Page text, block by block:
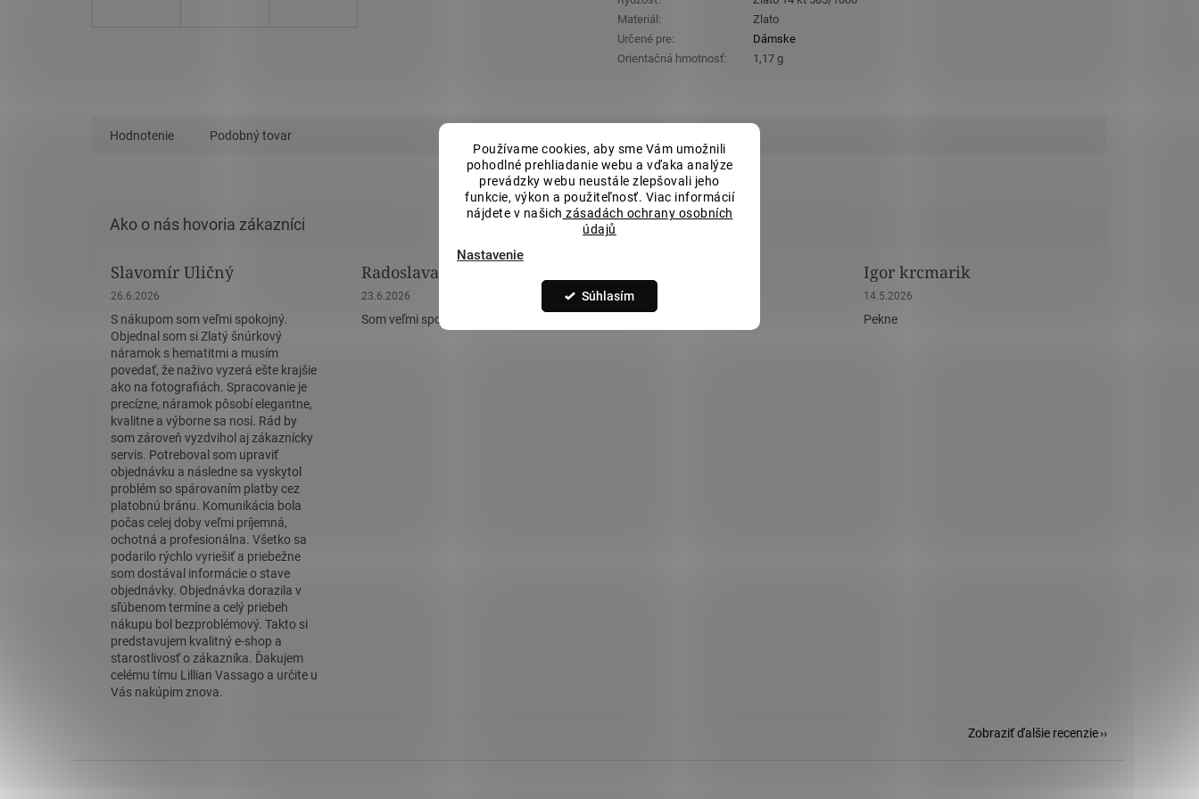
Používame cookies, aby sme Vám umožnili
pohodlné prehliadanie webu a vďaka analýze
prevádzky webu neustále zlepšovali jeho
funkcie, výkon a použiteľnosť. Viac informácií
nájdete v našich zásadách ochrany osobních
údajů
Nastavenie
Súhlasím
Materiál :
Zlato
Určené pre:
Dámske
Orientačná hmotnosť: 1,17 g
Hodnotenie Podobný tovar
Slavomír Uličný
Hodnotenie obchodu je 5 z 5 hviezdičiek.
26.6.2026
S nákupom som veľmi spokojný.
Objednal som si Zlatý šnúrkový
náramok s hematitmi a musím
povedať, že naživo vyzerá ešte krajšie
ako na fotografiách. Spracovanie je
precízne, náramok pôsobí elegantne,
kvalitne a výborne sa nosí. Rád by
som zároveň vyzdvihol aj zákaznícky
servis. Potreboval som upraviť
objednávku a následne sa vyskytol
problém so spárovaním platby cez
platobnú bránu. Komunikácia bola
počas celej doby veľmi príjemná,
ochotná a profesionálna. Všetko sa
podarilo rýchlo vyriešiť a priebežne
som dostával informácie o stave
objednávky. Objednávka dorazila v
sľúbenom termíne a celý priebeh
nákupu bol bezproblémový. Takto si
predstavujem kvalitný e-shop a
starostlivosť o zákazníka. Ďakujem
celému tímu Lillian Vassago a určite u
Vás nakúpim znova.
Radoslava Remová
Hodnotenie obchodu je 5 z 5 hviezdičiek.
23.6.2026
Som veľmi spokojná
Hodnotenie obchodu je 5 z 5 hviezdičiek.
23.5.2026
Igor krcmarik
Hodnotenie obchodu je 5 z 5 hviezdičiek.
14.5.2026
Pekne
Zobraziť ďalšie recenzie